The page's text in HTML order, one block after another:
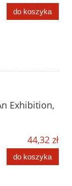
do koszyka
Exhibition,
44,32 zł
do koszyka